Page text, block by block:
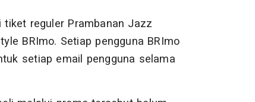
tiket reguler Prambanan Jazz
BRImo. Setiap pengguna BRImo
setiap email pengguna selama